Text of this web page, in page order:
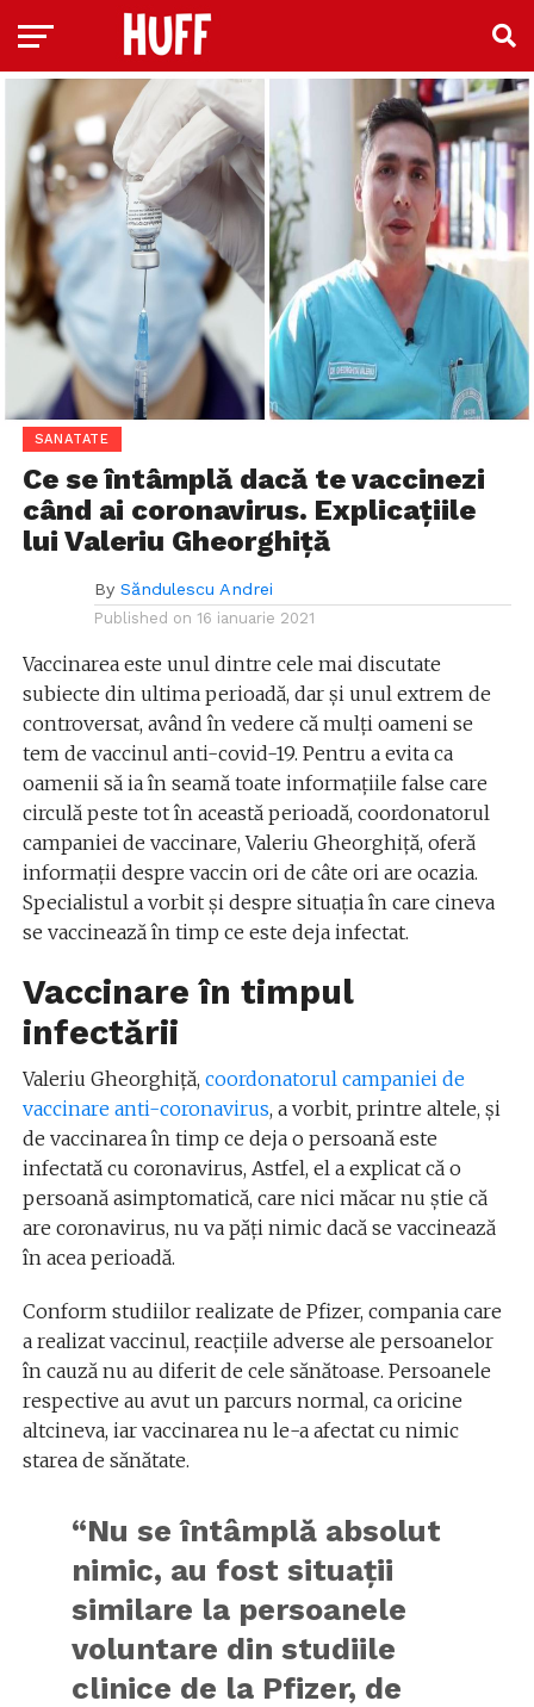
SANATATE
Ce se întâmplă dacă te vaccinezi
când ai coronavirus. Explicațiile
lui Valeriu Gheorghiță
By Săndulescu Andrei
Published on 16 ianuarie 2021
Vaccinarea este unul dintre cele mai discutate
subiecte din ultima perioadă, dar și unul extrem de
controversat, având în vedere că mulți oameni se
tem de vaccinul anti-covid-19. Pentru a evita ca
oamenii să ia în seamă toate informațiile false care
circulă peste tot în această perioadă, coordonatorul
campaniei de vaccinare, Valeriu Gheorghiță, oferă
informații despre vaccin ori de câte ori are ocazia.
Specialistul a vorbit și despre situația în care cineva
se vaccinează în timp ce este deja infectat.
Vaccinare în timpul
infectării
Valeriu Gheorghiță, coordonatorul campaniei de
vaccinare anti-coronavirus, a vorbit, printre altele, și
de vaccinarea în timp ce deja o persoană este
infectată cu coronavirus, Astfel, el a explicat că o
persoană asimptomatică, care nici măcar nu știe că
are coronavirus, nu va păți nimic dacă se vaccinează
în acea perioadă.
Conform studiilor realizate de Pfizer, compania care
a realizat vaccinul, reacțiile adverse ale persoanelor
în cauză nu au diferit de cele sănătoase. Persoanele
respective au avut un parcurs normal, ca oricine
altcineva, iar vaccinarea nu le-a afectat cu nimic
starea de sănătate.
“Nu se întâmplă absolut
nimic, au fost situaţii
similare la persoanele
voluntare din studiile
clinice de la Pfizer, de